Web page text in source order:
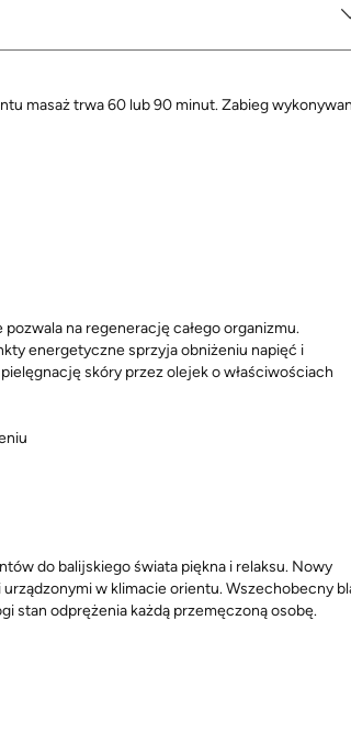
masaż trwa 60 lub 90 minut. Zabieg
na regenerację całego organizmu.
energetyczne sprzyja obniżeniu napięć i
skóry przez olejek o właściwościach
do balijskiego świata piękna i relaksu. Nowy
w klimacie orientu. Wszechobecny
stan odprężenia każdą przemęczoną osobę.